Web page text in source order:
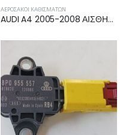
ΑΕΡΌΣΑΚΟΙ ΚΑΘΙΣΜΆΤΩΝ
AUDI A4 2005-2008 ΑΙΣΘΗΤΗΡΑΣ ΚΡΟΥΣΗΣ AIRBAG 8P0955557